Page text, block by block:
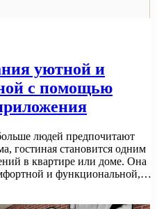
уютной и
с помощью
людей предпочитают
гостиная становится одним
в квартире или доме. Она
и функциональной,…